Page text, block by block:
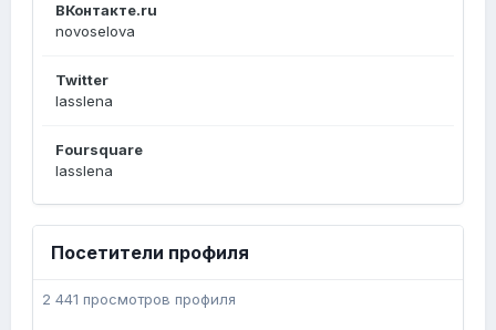
ВКонтакте.ru
novoselova
Twitter
lasslena
Foursquare
lasslena
Посетители профиля
2 441 просмотров профиля